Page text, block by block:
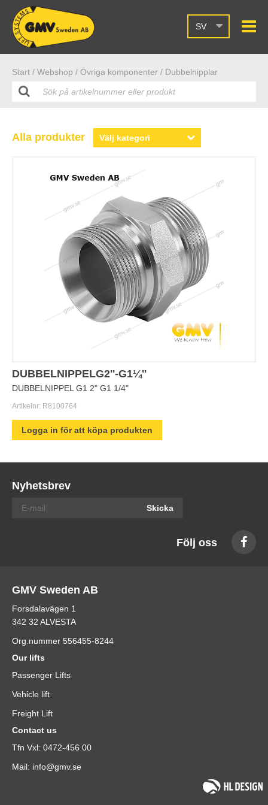
SV
Start / Webshop / Övriga komponenter / Dubbelnipplar
Alla produkter
DUBBELNIPPELG2''-G1¼''
DUBBELNIPPEL G1 2" G1 1/4"
Artikelnr: R8100764
Logga in för att köpa produkten
Nyhetsbrev
Skicka
Följ oss
GMV Sweden AB
Forsdalavägen 1
342 32 ALVESTA
Org.nummer 556455-8244
Our lifts
Passenger Lifts
Vehicle lift
Freight Lift
Contact us
Tfn Vxl: 0472-456 00
Mail: info@gmv.se